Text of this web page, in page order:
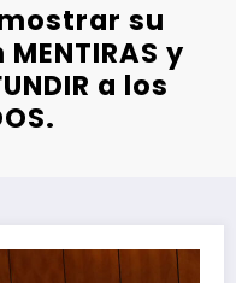
su
y
a los